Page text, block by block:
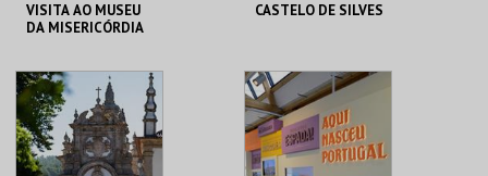
VISITA AO MUSEU
DA MISERICÓRDIA
MMIPO
MAIS INFO
CASTELO DE SILVES
CASTELO DE SILVES
MAIS INFO